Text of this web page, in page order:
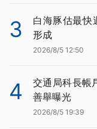
3
白海豚估最快
形成
2026/8/5 12:50
4
交通局科長帳
善舉曝光
2026/8/5 19:39